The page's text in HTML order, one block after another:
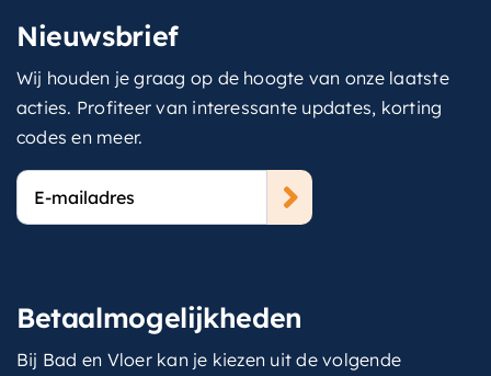
Nieuwsbrief
Wij houden je graag op de hoogte van onze laatste
acties. Profiteer van interessante updates, korting
codes en meer.
E-
mailadres
Betaalmogelijkheden
Bij Bad en Vloer kan je kiezen uit de volgende